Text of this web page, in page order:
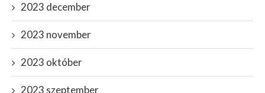
2023 december
2023 november
2023 október
2023 szeptember